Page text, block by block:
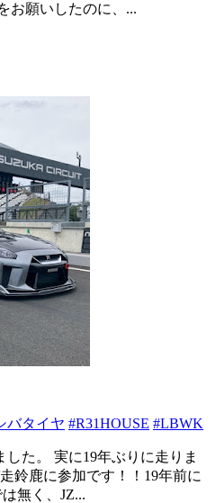
お願いしたのに、...
バタイヤ #R31HOUSE #LBWK
た。 実に19年ぶりに走りま
鈴鹿に参加です！！19年前に
無く、JZ...